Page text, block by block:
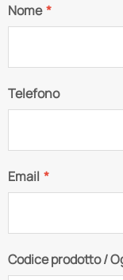
Nome*
Telefono
Email *
Codice prodotto /